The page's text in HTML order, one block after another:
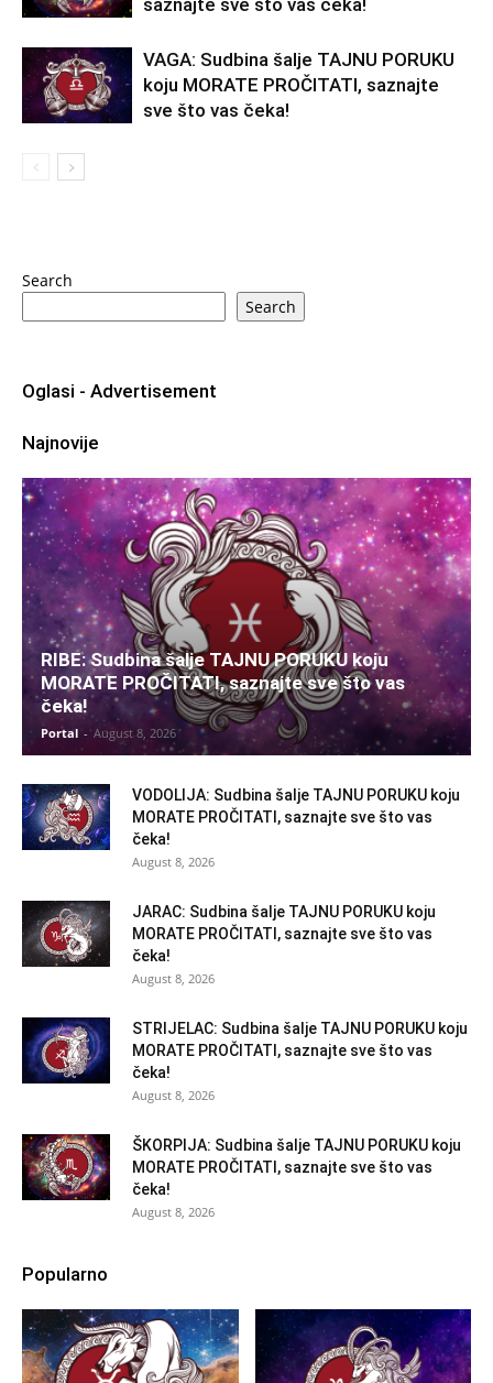
saznajte sve što vas čeka!
VAGA: Sudbina šalje TAJNU PORUKU
koju MORATE PROČITATI, saznajte
sve što vas čeka!
Search
Search
Oglasi - Advertisement
Najnovije
RIBE: Sudbina šalje TAJNU PORUKU koju
MORATE PROČITATI, saznajte sve što vas
čeka!
Portal - August 8, 2026
VODOLIJA: Sudbina šalje TAJNU PORUKU koju
MORATE PROČITATI, saznajte sve što vas
čeka!
August 8, 2026
JARAC: Sudbina šalje TAJNU PORUKU koju
MORATE PROČITATI, saznajte sve što vas
čeka!
August 8, 2026
STRIJELAC: Sudbina šalje TAJNU PORUKU koju
MORATE PROČITATI, saznajte sve što vas
čeka!
August 8, 2026
ŠKORPIJA: Sudbina šalje TAJNU PORUKU koju
MORATE PROČITATI, saznajte sve što vas
čeka!
August 8, 2026
Popularno